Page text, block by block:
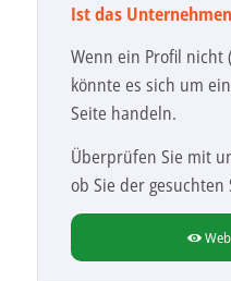
Ist das
Wenn ein Profil nicht
könnte es sich um
Seite handeln.
Überprüfen Sie mit
ob Sie der